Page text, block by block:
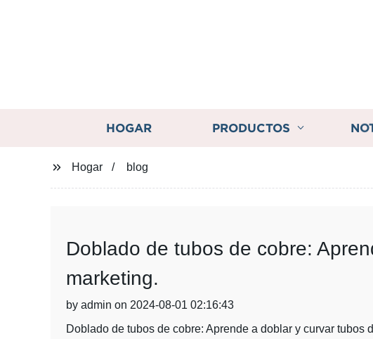
HOGAR PRODUCTOS
Hogar blog
Doblado de tubos de cobre:
marketing.
by admin on 2024-08-01 02:16:43
Doblado de tubos de cobre: Aprende a doblar y curvar